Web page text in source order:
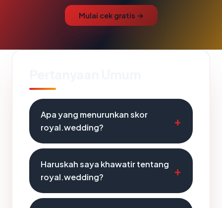
Mulai cek gratis →
Apa yang menurunkan skor
royal.wedding?
Haruskah saya khawatir tentang
royal.wedding?